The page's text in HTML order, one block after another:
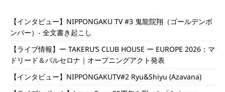
【インタビュー】NIPPONGAKU TV #3 鬼龍院翔（ゴールデンボ
ンバー）- 全文書き起こし
【ライブ情報】ー TAKERU’S CLUB HOUSE ー EUROPE 2026：マ
ドリード＆バルセロナ｜オープニングアクト発表
【インタビュー】NIPPONGAKUTV#2 Ryu&Shiyu (Azavana)